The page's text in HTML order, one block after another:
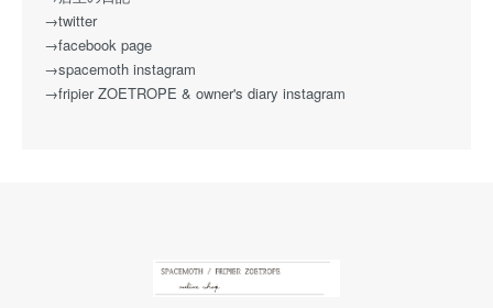
→twitter
→facebook page
→spacemoth instagram
→fripier ZOETROPE & owner's diary instagram